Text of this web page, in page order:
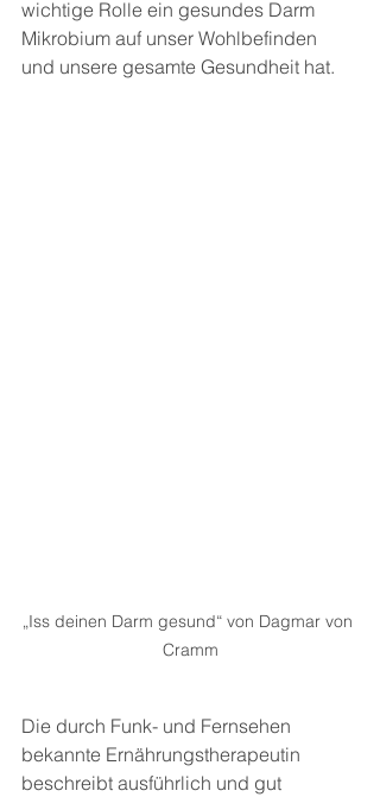
wichtige Rolle ein gesundes Darm
Mikrobium auf unser Wohlbefinden
und unsere gesamte Gesundheit hat.
„Iss deinen Darm gesund“ von Dagmar von
Cramm
Die durch Funk- und Fernsehen
bekannte Ernährungstherapeutin
beschreibt ausführlich und gut